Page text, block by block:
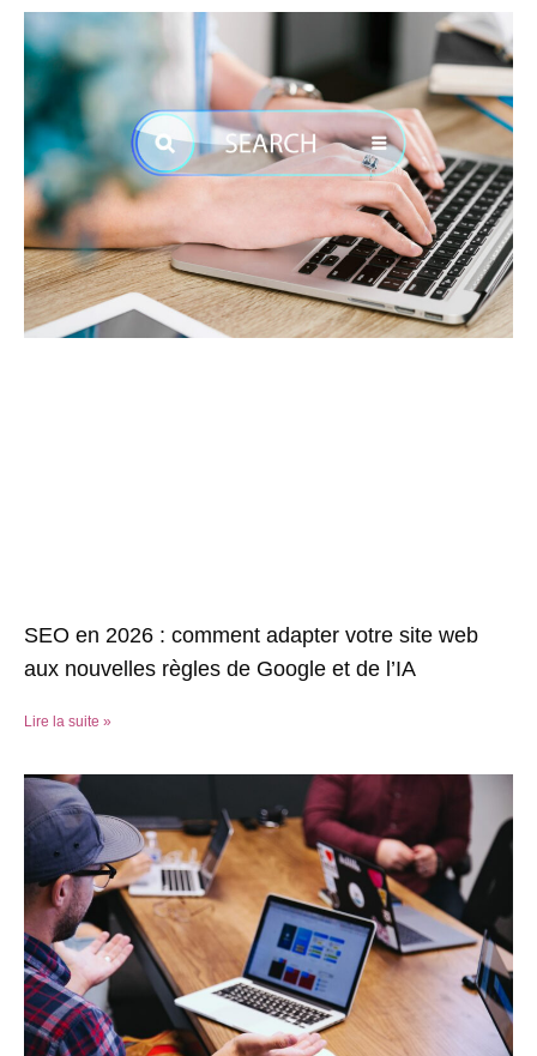
SEO en 2026 : comment adapter votre site web
aux nouvelles règles de Google et de l’IA
Lire la suite »